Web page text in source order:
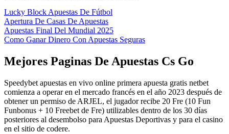
Lucky Block Apuestas De Fútbol
Apertura De Casas De Apuestas
Apuestas Final Del Mundial 2025
Como Ganar Dinero Con Apuestas Seguras
Mejores Paginas De Apuestas Cs Go
Speedybet apuestas en vivo online primera apuesta gratis netbet
comienza a operar en el mercado francés en el año 2023 después de
obtener un permiso de ARJEL, el jugador recibe 20 Fre (10 Fun
Funbonus + 10 Freebet de Fre) utilizables dentro de los 30 días
posteriores al desembolso para Apuestas Deportivas y para el casino
en el sitio de codere.